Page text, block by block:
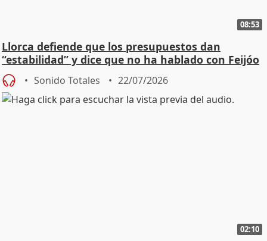
08:53
Llorca defiende que los presupuestos dan
“estabilidad” y dice que no ha hablado con Feijóo
Sonido Totales 22/07/2026
02:10